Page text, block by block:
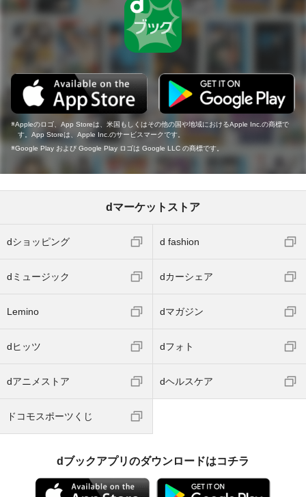
Appleのロゴ、App Storeは、米国もしくはその他の国や地域におけるApple Inc.の商標で
す。App Storeは、Apple Inc.のサービスマークです。
Google Play および Google Play ロゴは Google LLC の商標です。
dマーケットストア
dショッピング d fashion
dミュージック dカーシェア
Lemino dマガジン
dヒッツ dフォト
dアニメストア dヘルスケア
ドコモスポーツくじ
dブックアプリのダウンロードはコチラ